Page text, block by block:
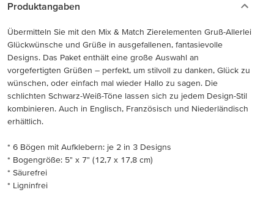
Produktangaben
Übermitteln Sie mit den Mix & Match Zierelementen Gruß-Allerlei
Glückwünsche und Grüße in ausgefallenen, fantasievolle
Designs. Das Paket enthält eine große Auswahl an
vorgefertigten Grüßen – perfekt, um stilvoll zu danken, Glück zu
wünschen, oder einfach mal wieder Hallo zu sagen. Die
schlichten Schwarz-Weiß-Töne lassen sich zu jedem Design-Stil
kombinieren. Auch in Englisch, Französisch und Niederländisch
erhältlich.
* 6 Bögen mit Aufklebern: je 2 in 3 Designs
* Bogengröße: 5" x 7" (12,7 x 17,8 cm)
* Säurefrei
* Ligninfrei